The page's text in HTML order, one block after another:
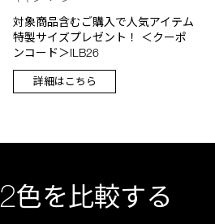
対象商品含むご購入で人気アイテム
特製サイズプレゼント！ ＜クーポ
ンコード＞ILB26
詳細はこちら
2色を比較する